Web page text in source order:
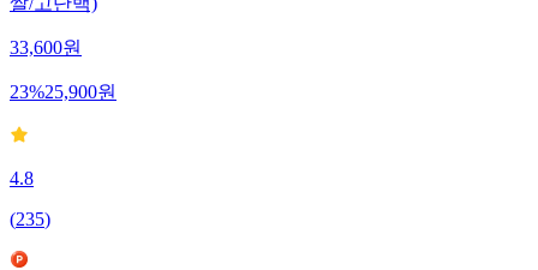
쌀/고단백)
33,600원
23%25,900원
4.8
(235)